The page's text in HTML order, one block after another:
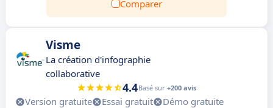
Comparer
Visme
La création d'infographie
collaborative
4.4Basé sur +200 avis
Version gratuite Essai gratuit
Démo gratuite